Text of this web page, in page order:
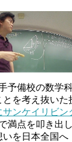
予備校の数学科
とを考え抜いた
ンケイリビン
満点を叩き出
いを日本全国へ